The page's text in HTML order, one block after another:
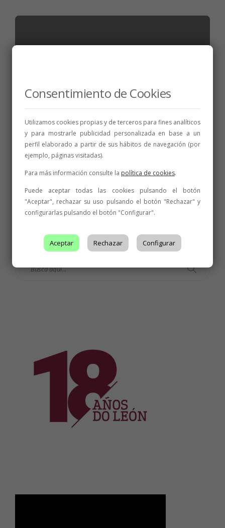
La DO León coloca dos vinos entre los
cincuenta mejores rosados de todo el
mundo para el verano 2024
Consentimiento de Cookies
Utilizamos cookies propias y de terceros para fines analíticos
y para mostrarle publicidad personalizada en base a un
perfil elaborado a partir de sus hábitos de navegación (por
ejemplo, páginas visitadas).
Para más información consulte la política de cookies.
Puede aceptar todas las cookies pulsando el botón
"Aceptar", rechazar su uso pulsando el botón "Rechazar" y
configurarlas pulsando el botón "Configurar".
Aceptar Rechazar Configurar